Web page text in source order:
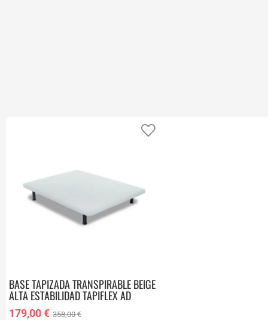
BASE TAPIZADA TRANSPIRABLE BEIGE
ALTA ESTABILIDAD TAPIFLEX AD
90X200 CM 9247593
179,00 € 358,00 €